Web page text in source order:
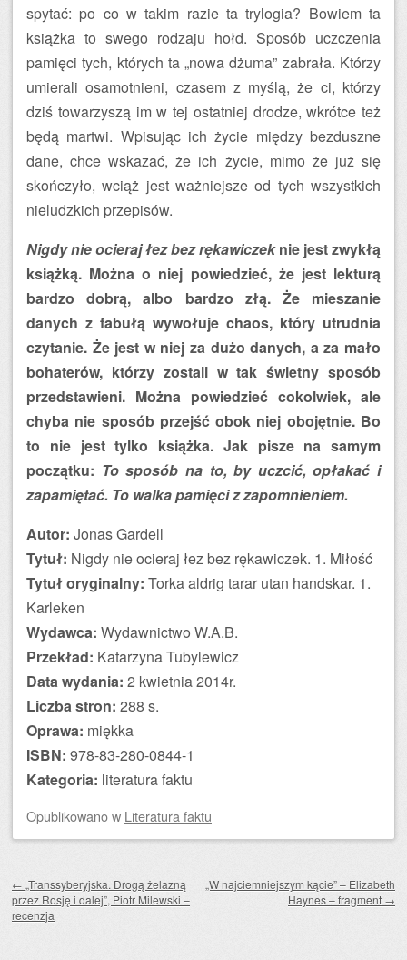
spytać: po co w takim razie ta trylogia? Bowiem ta
książka to swego rodzaju hołd. Sposób uczczenia
pamięci tych, których ta „nowa dżuma” zabrała. Którzy
umierali osamotnieni, czasem z myślą, że ci, którzy
dziś towarzyszą im w tej ostatniej drodze, wkrótce też
będą martwi. Wpisując ich życie między bezduszne
dane, chce wskazać, że ich życie, mimo że już się
skończyło, wciąż jest ważniejsze od tych wszystkich
nieludzkich przepisów.
Nigdy nie ocieraj łez bez rękawiczeknie jest zwykłą
książką. Można o niej powiedzieć, że jest lekturą
bardzo dobrą, albo bardzo złą. Że mieszanie
danych z fabułą wywołuje chaos, który utrudnia
czytanie. Że jest w niej za dużo danych, a za mało
bohaterów, którzy zostali w tak świetny sposób
przedstawieni. Można powiedzieć cokolwiek, ale
chyba nie sposób przejść obok niej obojętnie. Bo
to nie jest tylko książka. Jak pisze na samym
początku: To sposób na to, by uczcić, opłakać i
zapamiętać. To walka pamięci z zapomnieniem.
Autor: Jonas Gardell
Tytuł: Nigdy nie ocieraj łez bez rękawiczek. 1. Miłość
Tytuł oryginalny: Torka aldrig tarar utan handskar. 1.
Karleken
Wydawca: Wydawnictwo W.A.B.
Przekład: Katarzyna Tubylewicz
Data wydania: 2 kwietnia 2014r.
Liczba stron: 288 s.
Oprawa: miękka
ISBN: 978-83-280-0844-1
Kategoria: literatura faktu
Opublikowanow Literatura faktu
← „Transsyberyjska. Drogą żelazną
przez Rosję i dalej”, Piotr Milewski –
recenzja
„W najciemniejszym kącie” – Elizabeth
Haynes – fragment →